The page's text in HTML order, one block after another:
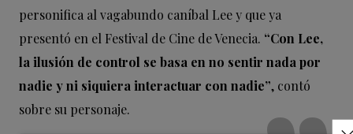
personifica al vagabundo caníbal Lee y que ya
presentó en el Festival de Cine de Venecia. “Con Lee,
la ilusión de control se basa en no sentir nada por
nadie y ni siquiera interactuar con nadie”, contó
sobre su personaje.